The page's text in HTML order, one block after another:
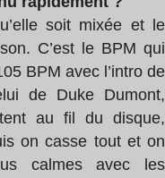
soit mixée et le
C’est le BPM qui
BPM avec l’intro de
de Duke Dumont,
au fil du disque,
on casse tout et on
calmes avec les